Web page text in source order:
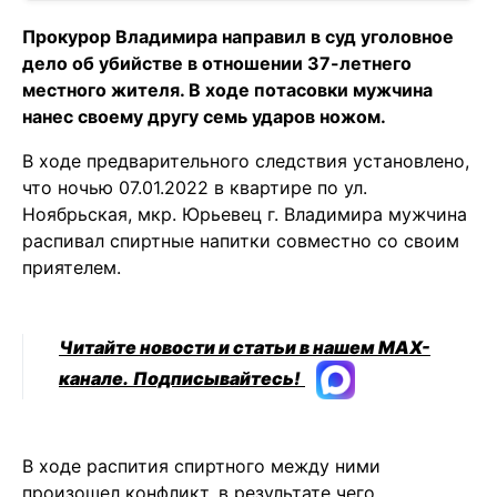
Прокурор Владимира направил в суд уголовное
дело об убийстве в отношении 37-летнего
местного жителя. В ходе потасовки мужчина
нанес своему другу семь ударов ножом.
В ходе предварительного следствия установлено,
что ночью 07.01.2022 в квартире по ул.
Ноябрьская, мкр. Юрьевец г. Владимира мужчина
распивал спиртные напитки совместно со своим
приятелем.
Читайте новости и статьи в нашем MAX-
канале. Подписывайтесь!
В ходе распития спиртного между ними
произошел конфликт, в результате чего